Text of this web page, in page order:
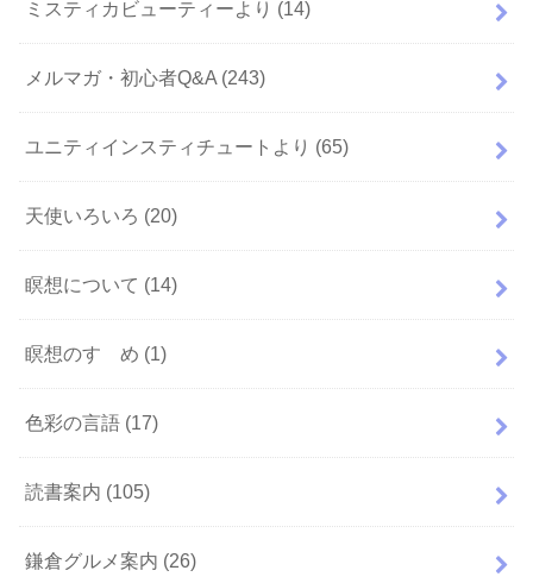
ミスティカビューティーより (14)
メルマガ・初心者Q&A (243)
ユニティインスティチュートより (65)
天使いろいろ (20)
瞑想について (14)
瞑想のすゝめ (1)
色彩の言語 (17)
読書案内 (105)
鎌倉グルメ案内 (26)